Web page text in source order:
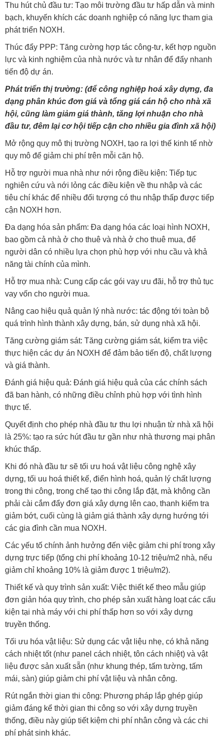
Thu hút chủ đầu tư: Tạo môi trường đầu tư hấp dẫn và minh
bạch, khuyến khích các doanh nghiệp có năng lực tham gia
phát triển NOXH.
Thúc đẩy PPP: Tăng cường hợp tác công-tư, kết hợp nguồn
lực và kinh nghiệm của nhà nước và tư nhân để đẩy nhanh
tiến độ dự án.
Phát triển thị trường: (để công nghiệp hoá xây dựng, đa
dạng phân khúc đơn giá và tổng giá cán hộ cho nhà xã
hội, cũng làm giảm giá thành, tăng lợi nhuận cho nhà
đầu tư, đêm lại cơ hội tiếp cận cho nhiều gia đình xã hội)
Mở rộng quy mô thị trường NOXH, tạo ra lợi thế kinh tế nhờ
quy mô để giảm chi phí trên mỗi căn hộ.
Hỗ trợ người mua nhà như nới rộng điều kiện: Tiếp tục
nghiên cứu và nới lỏng các điều kiện về thu nhập và các
tiêu chí khác để nhiều đối tượng có thu nhập thấp được tiếp
cận NOXH hơn.
Đa dạng hóa sản phẩm: Đa dạng hóa các loại hình NOXH,
bao gồm cả nhà ở cho thuê và nhà ở cho thuê mua, để
người dân có nhiều lựa chọn phù hợp với nhu cầu và khả
năng tài chính của mình.
Hỗ trợ mua nhà: Cung cấp các gói vay ưu đãi, hỗ trợ thủ tục
vay vốn cho người mua.
Nâng cao hiệu quả quản lý nhà nước: tác động tới toàn bộ
quá trình hình thành xây dựng, bán, sử dụng nhà xã hội.
Tăng cường giám sát: Tăng cường giám sát, kiểm tra việc
thực hiện các dự án NOXH để đảm bảo tiến độ, chất lượng
và giá thành.
Đánh giá hiệu quả: Đánh giá hiệu quả của các chính sách
đã ban hành, có những điều chỉnh phù hợp với tình hình
thực tế.
Quyết định cho phép nhà đầu tư thu lợi nhuận từ nhà xã hội
là 25%: tạo ra sức hút đầu tư gần như nhà thương mại phân
khúc thấp.
Khi đó nhà đầu tư sẽ tối ưu hoá vật liệu công nghệ xây
dựng, tối uu hoá thiết kế, điển hình hoá, quản lý chất lượng
trong thi công, trong chế tạo thi công lắp đặt, mà không cần
phải cài cắm đẩy đơn giá xây dựng lên cao, thanh kiểm tra
giảm bớt, cuối cùng là giảm giá thành xây dựng hướng tới
các gia đình cần mua NOXH.
Các yếu tố chính ảnh hưởng đến việc giảm chi phí trong xây
dựng trực tiếp (tổng chi phí khoảng 10-12 triệu/m2 nhà, nếu
giảm chỉ khoảng 10% là giảm được 1 triệu/m2).
Thiết kế và quy trình sản xuất: Việc thiết kế theo mẫu giúp
đơn giản hóa quy trình, cho phép sản xuất hàng loạt các cấu
kiện tại nhà máy với chi phí thấp hơn so với xây dựng
truyền thống.
Tối ưu hóa vật liệu: Sử dụng các vật liệu nhẹ, có khả năng
cách nhiệt tốt (như panel cách nhiệt, tôn cách nhiệt) và vật
liệu được sản xuất sẵn (như khung thép, tấm tường, tấm
mái, sàn) giúp giảm chi phí vật liệu và nhân công.
Rút ngắn thời gian thi công: Phương pháp lắp ghép giúp
giảm đáng kể thời gian thi công so với xây dựng truyền
thống, điều này giúp tiết kiệm chi phí nhân công và các chi
phí phát sinh khác.